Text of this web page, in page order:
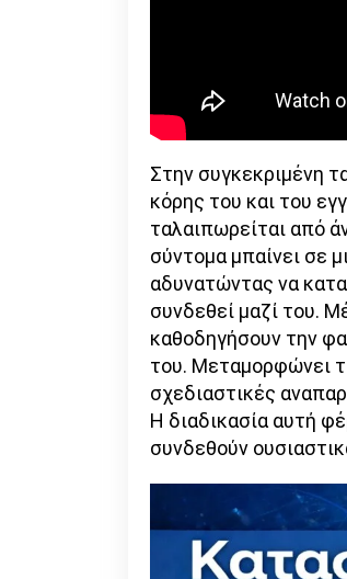
Στην συγκεκριμένη
κόρης του και του
ταλαιπωρείται από
σύντομα μπαίνει σε
αδυνατώντας να
συνδεθεί μαζί του.
καθοδηγήσουν την
του. Μεταμορφώνει
σχεδιαστικές
Η διαδικασία αυτή
συνδεθούν